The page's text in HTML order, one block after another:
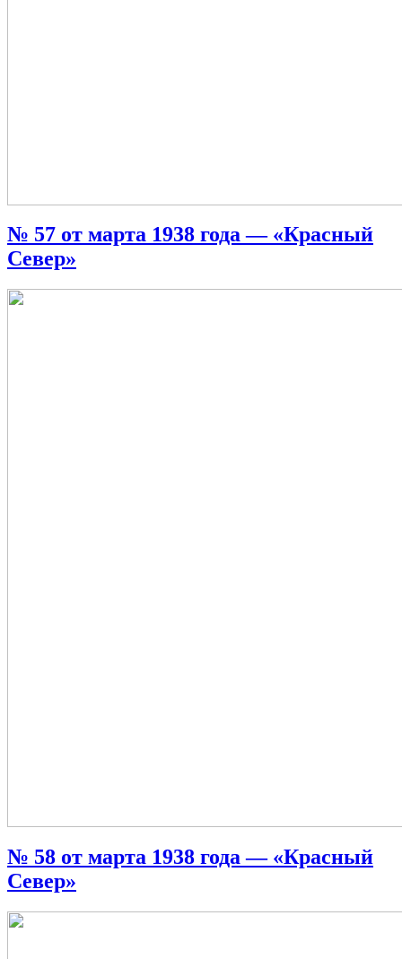
№ 57 от марта 1938 года — «Красный
Север»
№ 58 от марта 1938 года — «Красный
Север»